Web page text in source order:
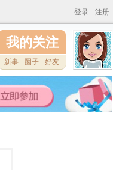
注册
登录
我的关注
新事 圈子 好友